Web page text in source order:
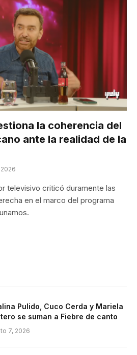
la coherencia del
ante la realidad de la
televisivo criticó duramente las
en el marco del programa
Pulido, Cuco Cerda y Mariela
se suman a Fiebre de canto
7, 2026